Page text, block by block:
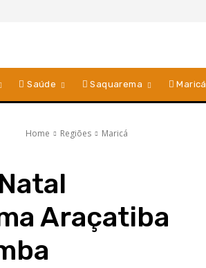
Saúde Saquarema Maricá
Home Regiões Maricá
Araçatiba